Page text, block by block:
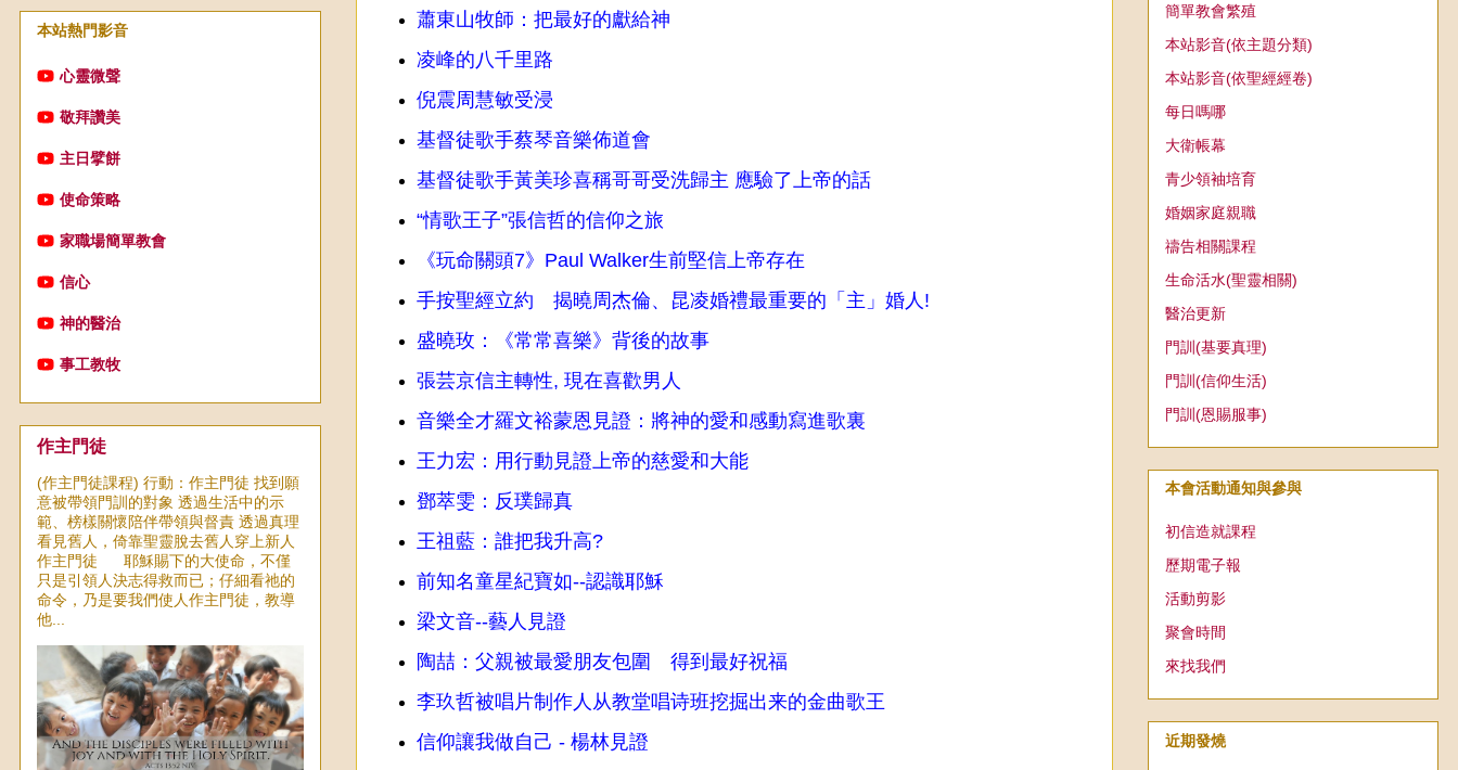
蕭東山牧師：把最好的獻給神
凌峰的八千里路
倪震周慧敏受浸
基督徒歌手蔡琴音樂佈道會
基督徒歌手黃美珍喜稱哥哥受洗歸主 應驗了上帝的話
“情歌王子”張信哲的信仰之旅
《玩命關頭7》Paul Walker生前堅信上帝存在
手按聖經立約 揭曉周杰倫、昆凌婚禮最重要的「主」婚人!
盛曉玫：《常常喜樂》背後的故事
張芸京信主轉性, 現在喜歡男人
音樂全才羅文裕蒙恩見證：將神的愛和感動寫進歌裏
王力宏：用行動見證上帝的慈愛和大能
鄧萃雯：反璞歸真
王祖藍：誰把我升高?
前知名童星紀寶如--認識耶穌
梁文音--藝人見證
陶喆：父親被最愛朋友包圍 得到最好祝福
李玖哲被唱片制作人从教堂唱诗班挖掘出来的金曲歌王
信仰讓我做自己 - 楊林見證
本站熱門影音
心靈微聲
敬拜讚美
主日擘餅
使命策略
家職場簡單教會
信心
神的醫治
事工教牧
作主門徒
(作主門徒課程) 行動：作主門徒 找到願
意被帶領門訓的對象 透過生活中的示
範、榜樣關懷陪伴帶領與督責 透過真理
看見舊人，倚靠聖靈脫去舊人穿上新人
作主門徒 耶穌賜下的大使命，不僅
只是引領人決志得救而已；仔細看祂的
命令，乃是要我們使人作主門徒，教導
他...
簡單教會繁殖
本站影音(依主題分類)
本站影音(依聖經經卷)
每日嗎哪
大衛帳幕
青少領袖培育
婚姻家庭親職
禱告相關課程
生命活水(聖靈相關)
醫治更新
門訓(基要真理)
門訓(信仰生活)
門訓(恩賜服事)
本會活動通知與參與
初信造就課程
歷期電子報
活動剪影
聚會時間
來找我們
近期發燒